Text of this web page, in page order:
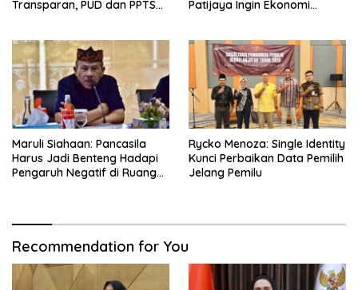
Transparan, PUD dan PPTS
Patijaya Ingin Ekonomi
Maruli Siahaan: Pancasila
Harus Jadi Benteng Hadapi
Pengaruh Negatif di Ruang
Rycko Menoza: Single Identity
Kunci Perbaikan Data Pemilih
Jelang Pemilu
Recommendation for You